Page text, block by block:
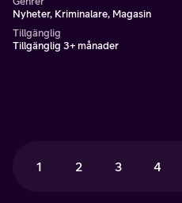
Nyheter, Kriminalare, Magasin
Tillgänglig
Tillgänglig 3+ månader
1 2 3 4